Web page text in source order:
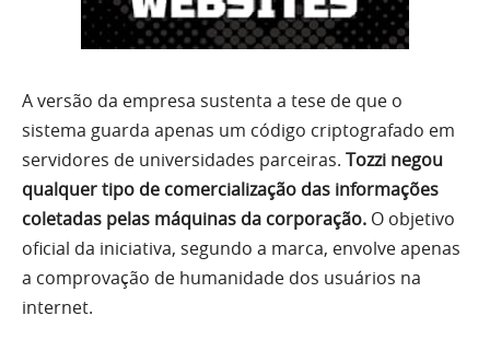
A versão da empresa sustenta a tese de que o
sistema guarda apenas um código criptografado em
servidores de universidades parceiras. Tozzi negou
qualquer tipo de comercialização das informações
coletadas pelas máquinas da corporação. O objetivo
oficial da iniciativa, segundo a marca, envolve apenas
a comprovação de humanidade dos usuários na
internet.